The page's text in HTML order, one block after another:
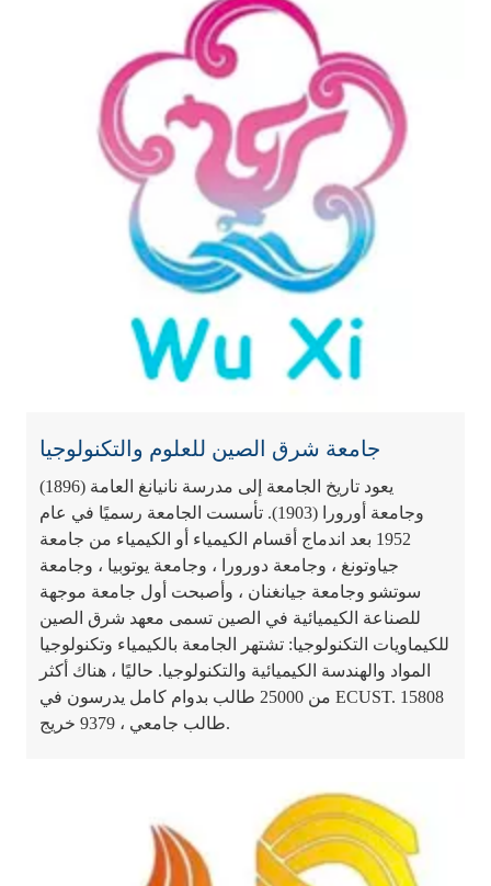
جامعة شرق الصين للعلوم والتكنولوجيا
يعود تاريخ الجامعة إلى مدرسة نانيانغ العامة (1896)
وجامعة أورورا (1903). تأسست الجامعة رسميًا في عام
1952 بعد اندماج أقسام الكيمياء أو الكيمياء من جامعة
جياوتونغ ، وجامعة دورورا ، وجامعة يوتوبيا ، وجامعة
سوتشو وجامعة جيانغنان ، وأصبحت أول جامعة موجهة
للصناعة الكيميائية في الصين تسمى معهد شرق الصين
للكيماويات التكنولوجيا: تشتهر الجامعة بالكيمياء وتكنولوجيا
المواد والهندسة الكيميائية والتكنولوجيا. حاليًا ، هناك أكثر
من 25000 طالب بدوام كامل يدرسون في ECUST. 15808
طالب جامعي ، 9379 خريج.